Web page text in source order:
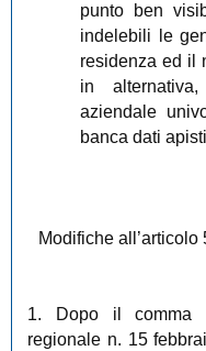
punto ben
indelebili le
residenza ed il
in
aziendale
banca dati
Modifiche
1. Dopo il comma
regionale n. 15